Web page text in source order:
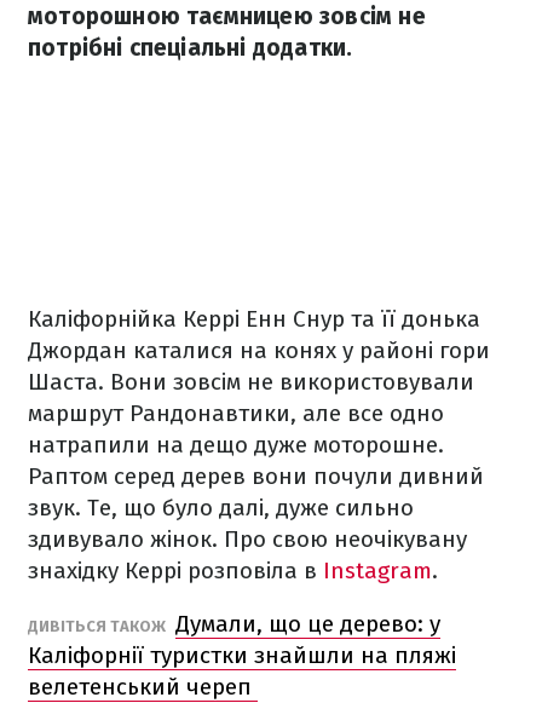
моторошною таємницею зовсім не
потрібні спеціальні додатки.
Каліфорнійка Керрі Енн Снур та її донька
Джордан каталися на конях у районі гори
Шаста. Вони зовсім не використовували
маршрут Рандонавтики, але все одно
натрапили на дещо дуже моторошне.
Раптом серед дерев вони почули дивний
звук. Те, що було далі, дуже сильно
здивувало жінок. Про свою неочікувану
знахідку Керрі розповіла в Instagram.
ДИВІТЬСЯ ТАКОЖ Думали, що це дерево: у
Каліфорнії туристки знайшли на пляжі
велетенський череп